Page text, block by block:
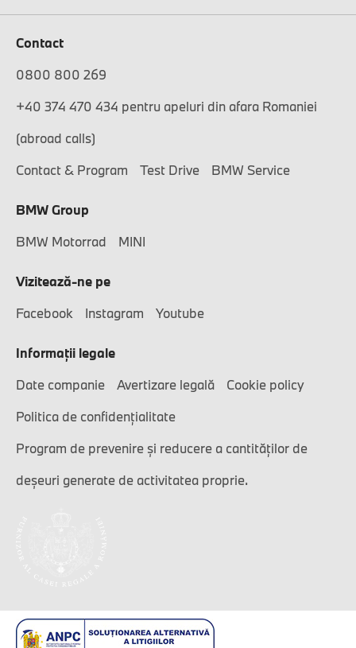
Contact
0800 800 269
+40 374 470 434 pentru apeluri din afara Romaniei
(abroad calls)
Contact & Program
Test Drive BMW Service
BMW Group
BMW Motorrad
MINI
Vizitează-ne pe
Facebook
Instagram Youtube
Informaţii legale
Date companie
Avertizare legală
Cookie policy
Politica de confidențialitate
Program de prevenire și reducere a cantităților de
deșeuri generate de activitatea proprie.